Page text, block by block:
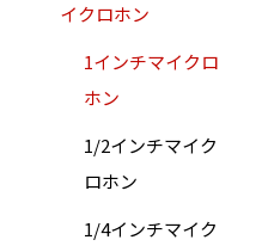
イクロホン
1インチマイクロ
ホン
1/2インチマイク
ロホン
1/4インチマイク